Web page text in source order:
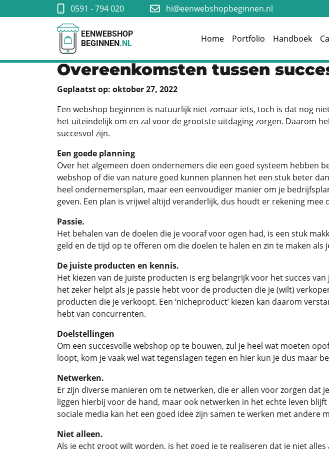
0591 - 794 020 hi@eenwebshopbeginnen.nl
EENWEBSHOP
BEGINNEN.NL Home Portfolio Handboek
Overeenkomsten tussen
Geplaatst op: oktober 27, 2022
Een webshop beginnen is natuurlijk niet zomaar iets, toch is dat nog
het uiteindelijk om en zal voor de grootste uitdaging zorgen. Daarom
succesvol zijn.
Een goede planning
Over het algemeen doen ondernemers die een goed systeem
webshop of die van nature goed kunnen plannen het een stuk beter
heel ondernemersplan, maar een eenvoudiger manier om je
geven. Een plan is vrijwel altijd veranderlijk, dus houdt er rekening mee
Passie.
Het behalen van de doelen die je vooraf voor ogen had, is een stuk
geld en de tijd op te offeren om die doelen te halen en zin te maken als
De juiste producten en kennis.
Het kiezen van de juiste producten is erg belangrijk voor het succes
het zeker helpt als je passie hebt voor de producten die je (wilt)
producten die je verkoopt. Een ‘nicheproduct’ kiezen kan daarom
hebt van concurrenten.
Doelstellingen
Om een succesvolle webshop op te bouwen, zul je heel wat moeten
loopt, kom je vaak wel wat tegenslagen tegen en hier kun je dus maar
Netwerken.
Er zijn diverse manieren om te netwerken, die er allen voor zorgen dat
liggen hierbij voor de hand, maar ook netwerken in het echte leven
sociale media kan het een goed idee zijn samen te werken met andere
Niet alleen.
Als je echt groot wilt worden, is het goed je te realiseren dat je niet